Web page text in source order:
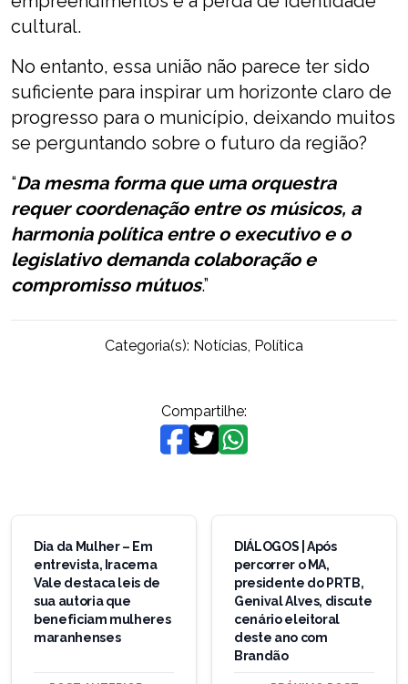
cultural.
No entanto, essa união não parece ter sido
suficiente para inspirar um horizonte claro de
progresso para o município, deixando muitos
se perguntando sobre o futuro da região?
“Da mesma forma que uma orquestra
requer coordenação entre os músicos, a
harmonia política entre o executivo e o
legislativo demanda colaboração e
compromisso mútuos.”
Categoria(s): Notícias, Política
Compartilhe:
Navegação
Post
Dia da Mulher – Em
entrevista, Iracema
Vale destaca leis de
sua autoria que
beneficiam mulheres
maranhenses
DIÁLOGOS | Após
percorrer o MA,
presidente do PRTB,
Genival Alves, discute
cenário eleitoral
deste ano com
Brandão